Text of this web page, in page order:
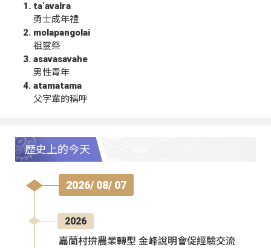
ta‘avalra
勇士成年禮
molapangolai
祖靈祭
asavasavahe
男性青年
atamatama
父字輩的稱呼
歷史上的今天
2026/ 08/ 07
2026
嘉蘭村拚農業轉型 金峰說明會促經驗交流